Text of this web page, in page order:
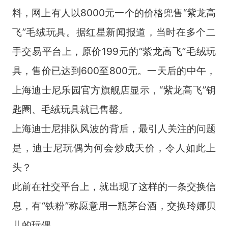
料，网上有人以8000元一个的价格兜售“紫龙高
飞”毛绒玩具。据红星新闻报道，当时在多个二
手交易平台上，原价199元的“紫龙高飞”毛绒玩
具，售价已达到600至800元。一天后的中午，
上海迪士尼乐园官方旗舰店显示，“紫龙高飞”钥
匙圈、毛绒玩具就已售罄。
上海迪士尼排队风波的背后，最引人关注的问题
是，迪士尼玩偶为何会炒成天价，令人如此上
头？
此前在社交平台上，就出现了这样的一条交换信
息，有“铁粉”称愿意用一瓶茅台酒，交换玲娜贝